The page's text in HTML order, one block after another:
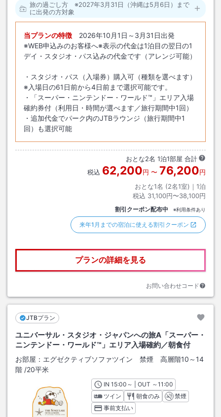
旅の過ごし方 ※2027年3月31日（沖縄は5月6日）まで
に出発の方対象
当プランの特徴 2026年10月1日～3月31日出発
※WEB申込みのお客様へ※表示の代金は1泊目の翌日の1
デイ・スタジオ・パス込みの代金です（アレンジ可能）
・スタジオ・パス（入場券）購入可（種類を選べます）
※入場日の61日前から4日前まで選択可能です。
・「スーパー・ニンテンドー・ワールド™」エリア入場
確約券付（利用日・時間が選べます／旅行期間中1回）
・追加代金でパーク内のJTBラウンジ（旅行期間中1
回）も選択可能
おとな2名 1泊1部屋 合計
税込 62,200円 〜 76,200円
おとな1名 (2名1室)｜ 1泊
税込 31,100円〜38,100円
割引クーポン配布中 ※利用条件あり
来年1月までの宿泊に使える割引クーポン
プランの詳細を見る
お問い合わせコード
JTBプラン
ユニバーサル・スタジオ・ジャパンへの旅A「スーパー・
ニンテンドー・ワールド™」エリア入場確約／朝食付
お部屋： エグゼクティブソファツイン 禁煙 高層階10～14
階 /20平米
INチェックイン
15:00 ～ | OUT チェックアウト
～11:00
ツイン
朝食のみ
禁煙
事前支払い